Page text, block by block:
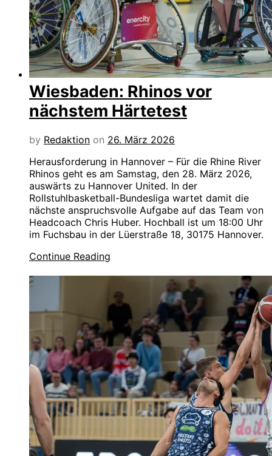
Wiesbaden: Rhinos vor
nächstem Härtetest
by Redaktion on 26. März 2026
Herausforderung in Hannover – Für die Rhine River
Rhinos geht es am Samstag, den 28. März 2026,
auswärts zu Hannover United. In der
Rollstuhlbasketball-Bundesliga wartet damit die
nächste anspruchsvolle Aufgabe auf das Team von
Headcoach Chris Huber. Hochball ist um 18:00 Uhr
im Fuchsbau in der Lüerstraße 18, 30175 Hannover.
Continue Reading